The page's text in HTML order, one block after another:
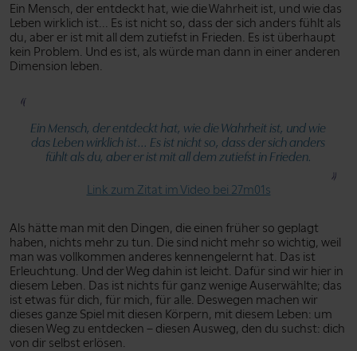
Ein Mensch, der entdeckt hat, wie die Wahrheit ist, und wie das
Leben wirklich ist... Es ist nicht so, dass der sich anders fühlt als
du, aber er ist mit all dem zutiefst in Frieden. Es ist überhaupt
kein Problem. Und es ist, als würde man dann in einer anderen
Dimension leben.
Ein Mensch, der entdeckt hat, wie die Wahrheit ist, und wie
das Leben wirklich ist... Es ist nicht so, dass der sich anders
fühlt als du, aber er ist mit all dem zutiefst in Frieden.
Link zum Zitat im Video bei 27m01s
Als hätte man mit den Dingen, die einen früher so geplagt
haben, nichts mehr zu tun. Die sind nicht mehr so wichtig, weil
man was vollkommen anderes kennengelernt hat. Das ist
Erleuchtung. Und der Weg dahin ist leicht. Dafür sind wir hier in
diesem Leben. Das ist nichts für ganz wenige Auserwählte; das
ist etwas für dich, für mich, für alle. Deswegen machen wir
dieses ganze Spiel mit diesen Körpern, mit diesem Leben: um
diesen Weg zu entdecken – diesen Ausweg, den du suchst: dich
von dir selbst erlösen.